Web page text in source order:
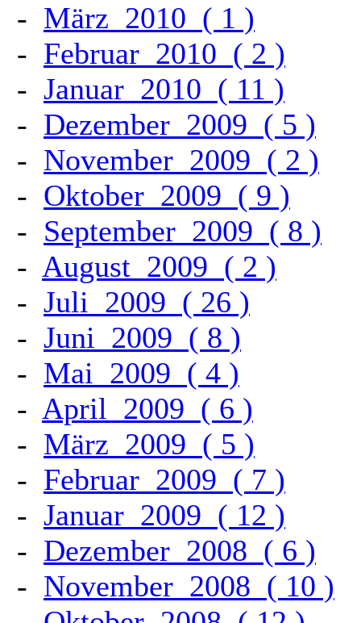
- März 2010 ( 1 )
- Februar 2010 ( 2 )
- Januar 2010 ( 11 )
- Dezember 2009 ( 5 )
- November 2009 ( 2 )
- Oktober 2009 ( 9 )
- September 2009 ( 8 )
- August 2009 ( 2 )
- Juli 2009 ( 26 )
- Juni 2009 ( 8 )
- Mai 2009 ( 4 )
- April 2009 ( 6 )
- März 2009 ( 5 )
- Februar 2009 ( 7 )
- Januar 2009 ( 12 )
- Dezember 2008 ( 6 )
- November 2008 ( 10 )